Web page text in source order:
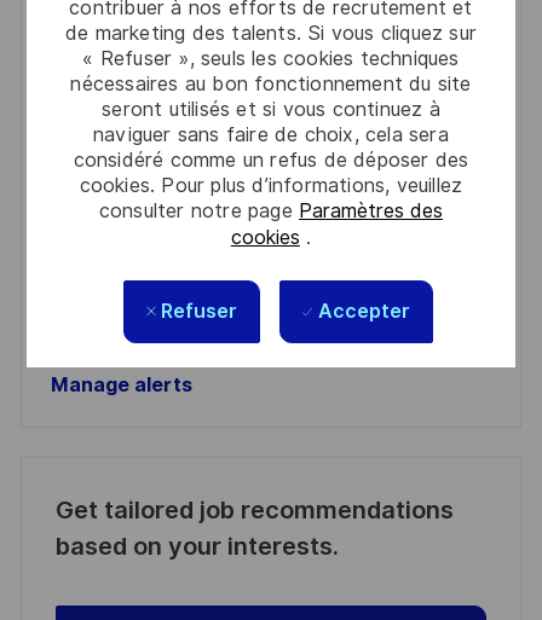
contribuer à nos efforts de recrutement et
de marketing des talents. Si vous cliquez sur
« Refuser », seuls les cookies techniques
nécessaires au bon fonctionnement du site
seront utilisés et si vous continuez à
naviguer sans faire de choix, cela sera
considéré comme un refus de déposer des
cookies. Pour plus d’informations, veuillez
consulter notre page Paramètres des
cookies .
Refuser Accepter
You'll receive updates once a week
address
Required
Lire et accepter les conditions de traitement des
informations personnelles
Manage alerts
Manage alerts
Get tailored job recommendations
based on your interests.